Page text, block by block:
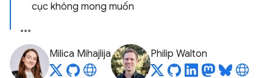
cục không mong muốn
Milica Mihajlija Philip Walton